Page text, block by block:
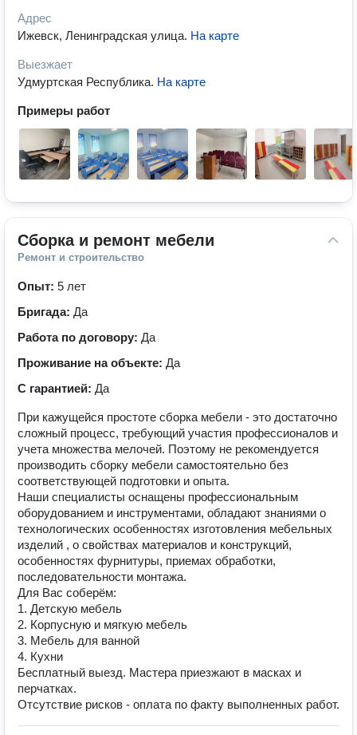
Адрес
Ижевск, Ленинградская улица. На карте
Выезжает
Удмуртская Республика. На карте
Примеры работ
Сборка и ремонт мебели
Ремонт и строительство
Опыт: 5 лет
Бригада: Да
Работа по договору: Да
Проживание на объекте: Да
С гарантией: Да
При кажущейся простоте сборка мебели - это достаточно
сложный процесс, требующий участия профессионалов и
учета множества мелочей. Поэтому не рекомендуется
производить сборку мебели самостоятельно без
соответствующей подготовки и опыта.
Наши специалисты оснащены профессиональным
оборудованием и инструментами, обладают знаниями о
технологических особенностях изготовления мебельных
изделий , о свойствах материалов и конструкций,
особенностях фурнитуры, приемах обработки,
последовательности монтажа.
Для Вас соберём:
1. Детскую мебель
2. Корпусную и мягкую мебель
3. Мебель для ванной
4. Кухни
Бесплатный выезд. Мастера приезжают в масках и
перчатках.
Отсутствие рисков - оплата по факту выполненных работ.